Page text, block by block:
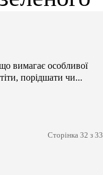
вимагає особливої
порідшати чи...
Сторінка 32 з 33